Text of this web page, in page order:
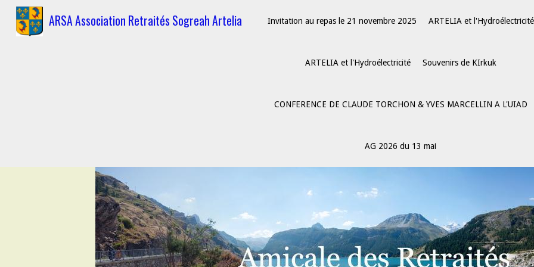
ARSA Association Retraités Sogreah Artelia Invitation au repas le 21 novembre 2025 ARTELIA et l'Hydroélectricité
ARTELIA et l'Hydroélectricité Souvenirs de KIrkuk
CONFERENCE DE CLAUDE TORCHON & YVES MARCELLIN A L'UIAD
AG 2026 du 13 mai